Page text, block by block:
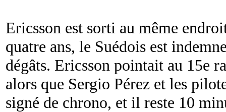
Ericsson est sorti au même
quatre ans, le Suédois est
dégâts. Ericsson pointait au 15e
alors que Sergio Pérez et les
signé de chrono, et il reste 10